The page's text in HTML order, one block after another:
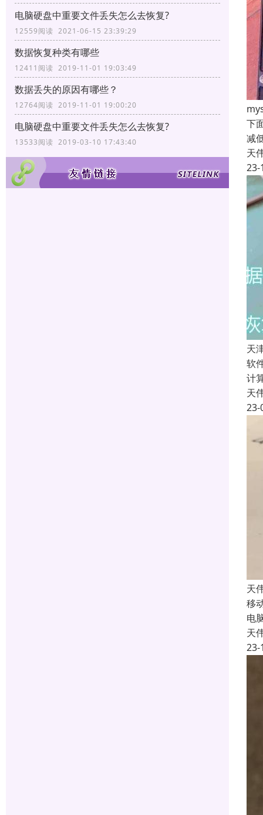
电脑硬盘中重要文件丢失怎么去恢复?
12559阅读 2021-06-15 23:39:29
数据恢复种类有哪些
12411阅读 2019-11-01 19:03:49
数据丢失的原因有哪些？
12764阅读 2019-11-01 19:00:20
电脑硬盘中重要文件丢失怎么去恢复?
13533阅读 2019-03-10 17:43:40
下
减
天
23-
天
软
计
天
23-
天
移
电
天
23-